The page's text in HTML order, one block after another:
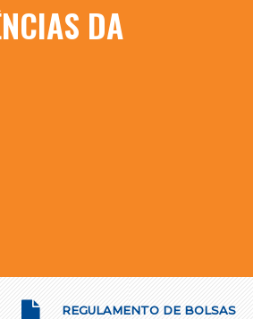
DA
REGULAMENTO DE BOLSAS